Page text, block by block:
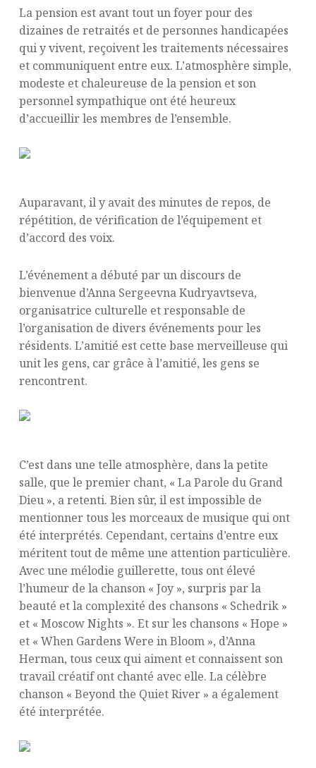
La pension est avant tout un foyer pour des
dizaines de retraités et de personnes handicapées
qui y vivent, reçoivent les traitements nécessaires
et communiquent entre eux. L’atmosphère simple,
modeste et chaleureuse de la pension et son
personnel sympathique ont été heureux
d’accueillir les membres de l’ensemble.
Auparavant, il y avait des minutes de repos, de
répétition, de vérification de l’équipement et
d’accord des voix.
L’événement a débuté par un discours de
bienvenue d’Anna Sergeevna Kudryavtseva,
organisatrice culturelle et responsable de
l’organisation de divers événements pour les
résidents. L’amitié est cette base merveilleuse qui
unit les gens, car grâce à l’amitié, les gens se
rencontrent.
C’est dans une telle atmosphère, dans la petite
salle, que le premier chant, « La Parole du Grand
Dieu », a retenti. Bien sûr, il est impossible de
mentionner tous les morceaux de musique qui ont
été interprétés. Cependant, certains d’entre eux
méritent tout de même une attention particulière.
Avec une mélodie guillerette, tous ont élevé
l’humeur de la chanson « Joy », surpris par la
beauté et la complexité des chansons « Schedrik »
et « Moscow Nights ». Et sur les chansons « Hope »
et « When Gardens Were in Bloom », d’Anna
Herman, tous ceux qui aiment et connaissent son
travail créatif ont chanté avec elle. La célèbre
chanson « Beyond the Quiet River » a également
été interprétée.